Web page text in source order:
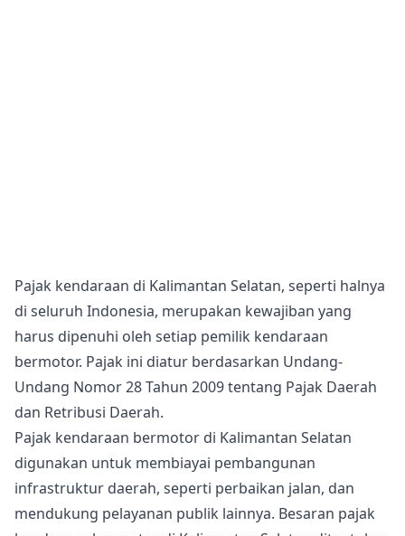
Pajak kendaraan di Kalimantan Selatan, seperti halnya
di seluruh Indonesia, merupakan kewajiban yang
harus dipenuhi oleh setiap pemilik kendaraan
bermotor. Pajak ini diatur berdasarkan Undang-
Undang Nomor 28 Tahun 2009 tentang Pajak Daerah
dan Retribusi Daerah.
Pajak kendaraan bermotor di Kalimantan Selatan
digunakan untuk membiayai pembangunan
infrastruktur daerah, seperti perbaikan jalan, dan
mendukung pelayanan publik lainnya. Besaran pajak